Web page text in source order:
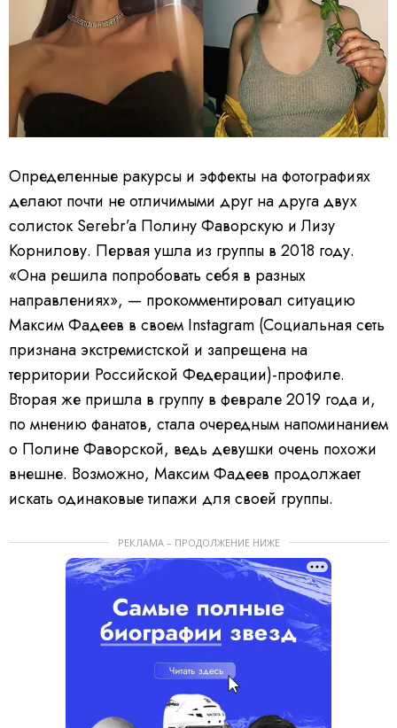
Определенные ракурсы и эффекты на фотографиях
делают почти не отличимыми друг на друга двух
солисток Serebr’a Полину Фаворскую и Лизу
Корнилову. Первая ушла из группы в 2018 году.
«Она решила попробовать себя в разных
направлениях», — прокомментировал ситуацию
Максим Фадеев в своем Instagram (Социальная сеть
признана экстремистской и запрещена на
территории Российской Федерации)-профиле.
Вторая же пришла в группу в феврале 2019 года и,
по мнению фанатов, стала очередным напоминанием
о Полине Фаворской, ведь девушки очень похожи
внешне. Возможно, Максим Фадеев продолжает
искать одинаковые типажи для своей группы.
РЕКЛАМА – ПРОДОЛЖЕНИЕ НИЖЕ